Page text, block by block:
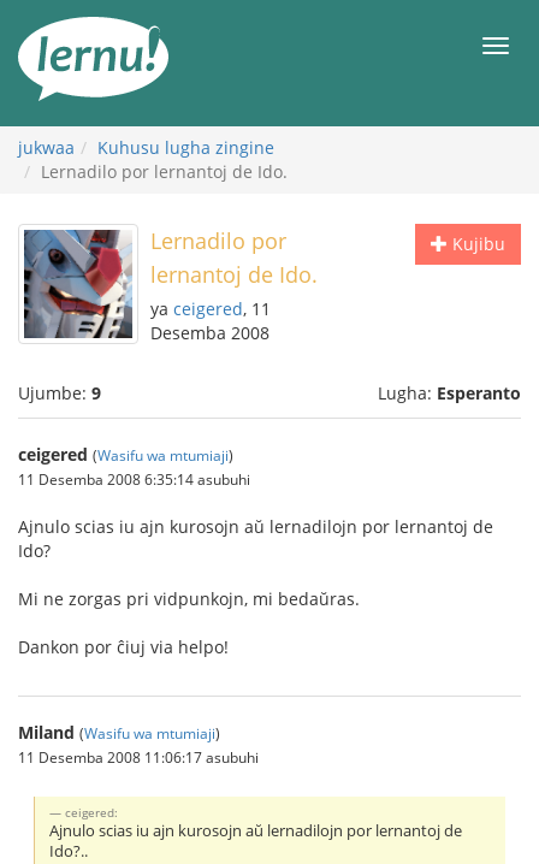
maudhui
jukwaa
Kuhusu lugha zingine
Lernadilo por lernantoj de Ido.
Kujibu
Lernadilo por
lernantoj de Ido.
ya ceigered, 11
Desemba 2008
Ujumbe: 9 Lugha: Esperanto
ceigered (Wasifu wa mtumiaji)
11 Desemba 2008 6:35:14 asubuhi
Ajnulo scias iu ajn kurosojn aŭ lernadilojn por lernantoj de
Ido?
Mi ne zorgas pri vidpunkojn, mi bedaŭras.
Dankon por ĉiuj via helpo!
Miland (Wasifu wa mtumiaji)
11 Desemba 2008 11:06:17 asubuhi
ceigered:
Ajnulo scias iu ajn kurosojn aŭ lernadilojn por lernantoj de
Ido?..